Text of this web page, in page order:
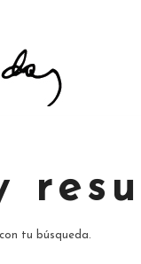
tu búsqueda.